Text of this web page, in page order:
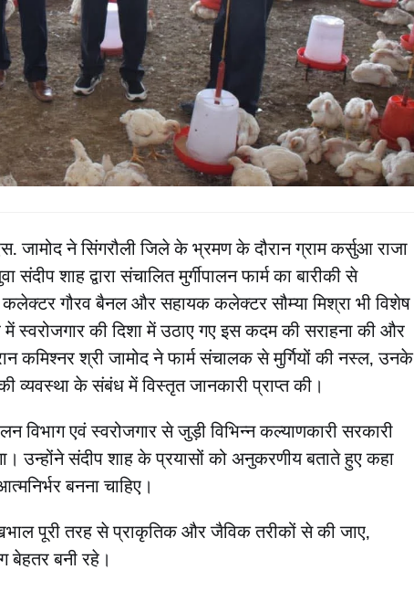
जामोद ने सिंगरौली जिले के भ्रमण के दौरान ग्राम कर्सुआ राजा
शाह द्वारा संचालित मुर्गीपालन फार्म का बारीकी से
कलेक्टर गौरव बैनल और सहायक कलेक्टर सौम्या मिश्रा भी विशेष
स्वरोजगार की दिशा में उठाए गए इस कदम की सराहना की और
कमिश्नर श्री जामोद ने फार्म संचालक से मुर्गियों की नस्ल, उनके
व्यवस्था के संबंध में विस्तृत जानकारी प्राप्त की।
विभाग एवं स्वरोजगार से जुड़ी विभिन्न कल्याणकारी सरकारी
उन्होंने संदीप शाह के प्रयासों को अनुकरणीय बताते हुए कहा
बनना चाहिए।
पूरी तरह से प्राकृतिक और जैविक तरीकों से की जाए,
बेहतर बनी रहे।